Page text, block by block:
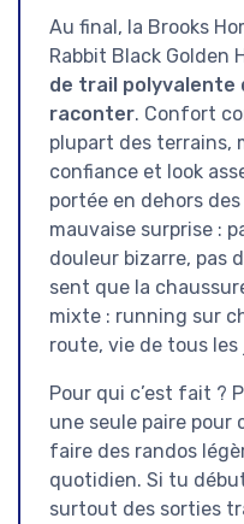
Au final, la Brooks
Rabbit Black Golden
de trail polyvalente
raconter. Confort
plupart des terrains,
confiance et look
portée en dehors
mauvaise surprise :
douleur bizarre, pas
sent que la
mixte : running sur
route, vie de tous les
Pour qui c’est fait ?
une seule paire
faire des randos
quotidien. Si tu
surtout des sorties